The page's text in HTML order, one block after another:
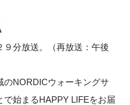
分放送。（再放送：午後
のNORDICウォーキングサ
始まるHAPPY LIFEをお届